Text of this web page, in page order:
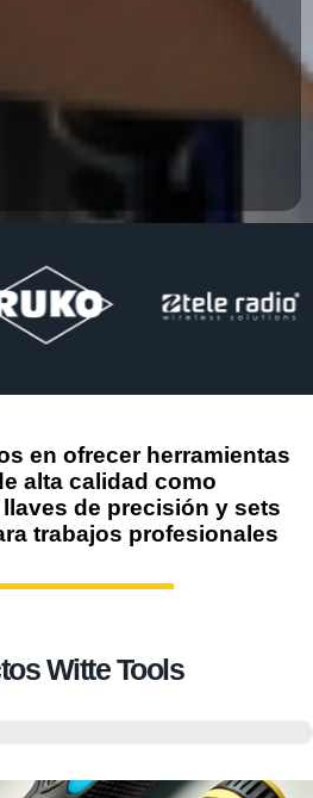
en ofrecer herramientas
alta calidad como
de precisión y sets
trabajos profesionales
Witte Tools